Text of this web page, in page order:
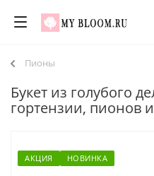
Пионы
Букет из голубого
гортензии, пионов
АКЦИЯ НОВИНКА